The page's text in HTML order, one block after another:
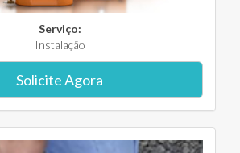
Serviço:
Instalação
Solicite Agora